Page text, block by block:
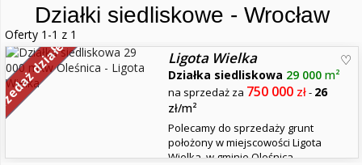
Działki siedliskowe - Wrocław
Oferty 1-1 z 1
działek Ligota Wielka
Działka siedliskowa 29 000m²
na sprzedaż za 750 000 zł- 26
zł/m²
Polecamy do sprzedaży grunt
położony w miejscowości Ligota
Wielka, w gminie Oleśnica.